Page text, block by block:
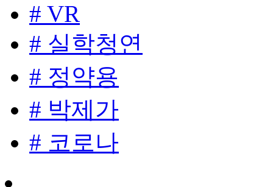
# VR
# 실학청연
# 정약용
# 박제가
# 코로나